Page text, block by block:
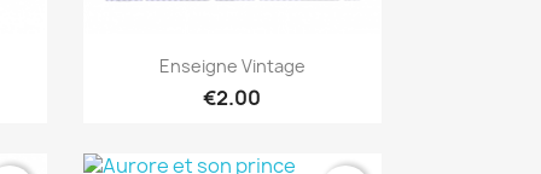
Quick view
Enseigne Vintage
€2.00